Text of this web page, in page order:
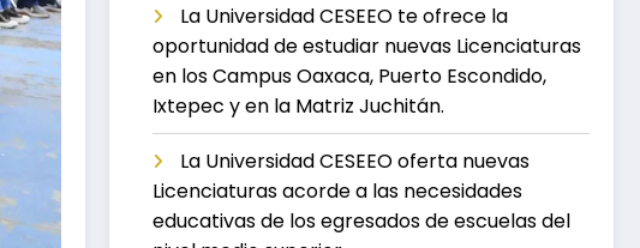
La Universidad CESEEO te ofrece la
oportunidad de estudiar nuevas Licenciaturas
en los Campus Oaxaca, Puerto Escondido,
Ixtepec y en la Matriz Juchitán.
La Universidad CESEEO oferta nuevas
Licenciaturas acorde a las necesidades
educativas de los egresados de escuelas del